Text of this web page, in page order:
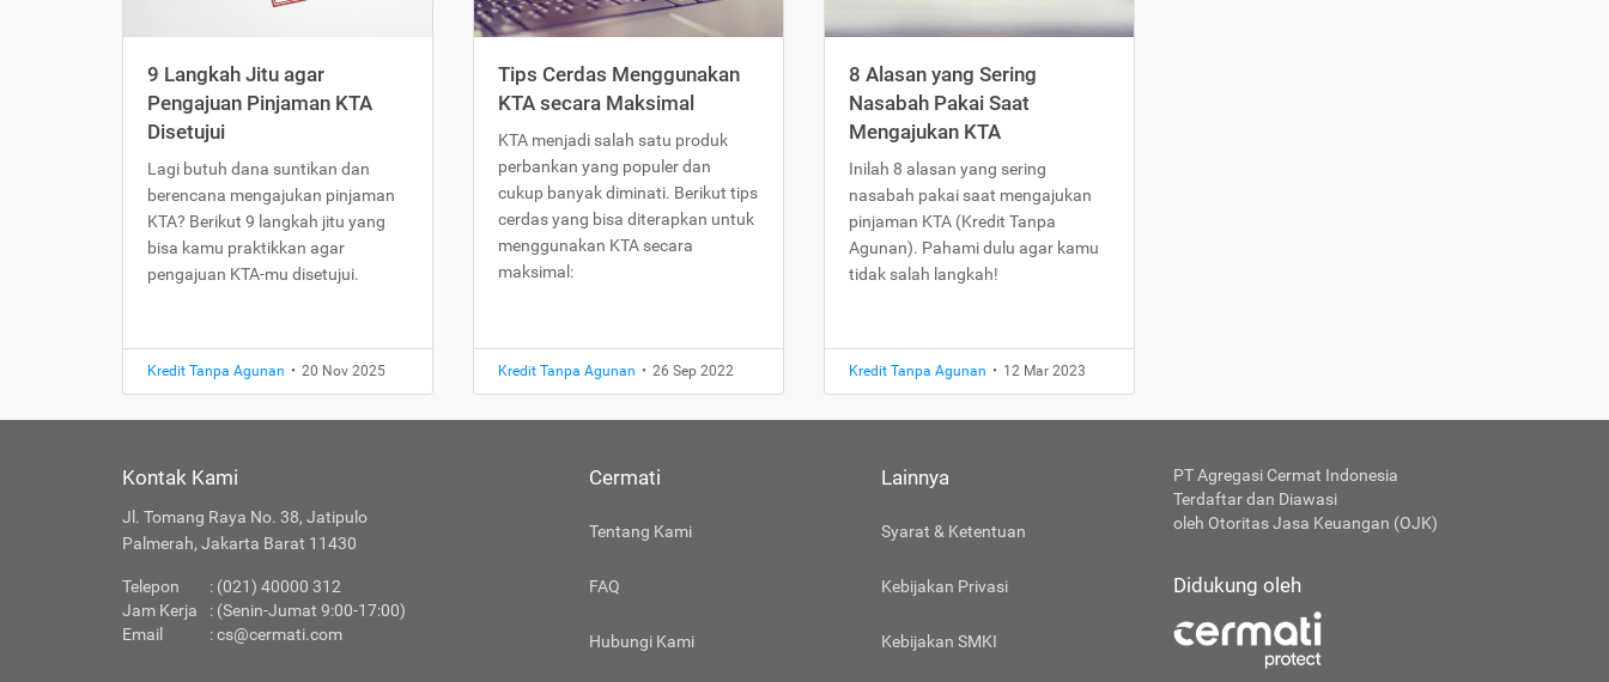
9 Langkah Jitu agar
Pengajuan Pinjaman KTA
Disetujui
Lagi butuh dana suntikan dan
berencana mengajukan pinjaman
KTA? Berikut 9 langkah jitu yang
bisa kamu praktikkan agar
pengajuan KTA-mu disetujui.
Kredit Tanpa Agunan • 20 Nov 2025
Tips Cerdas Menggunakan
KTA secara Maksimal
KTA menjadi salah satu produk
perbankan yang populer dan
cukup banyak diminati. Berikut tips
cerdas yang bisa diterapkan untuk
menggunakan KTA secara
maksimal:
Kredit Tanpa Agunan • 26 Sep 2022
8 Alasan yang Sering
Nasabah Pakai Saat
Mengajukan KTA
Inilah 8 alasan yang sering
nasabah pakai saat mengajukan
pinjaman KTA (Kredit Tanpa
Agunan). Pahami dulu agar kamu
tidak salah langkah!
Kredit Tanpa Agunan • 12 Mar 2023
Kontak Kami
Jl. Tomang Raya No. 38, Jatipulo
Palmerah, Jakarta Barat 11430
Telepon
: (021) 40000 312
Jam Kerja
: (Senin-Jumat 9:00-17:00)
Email
:cs@cermati.com
Cermati
Tentang Kami
FAQ
Hubungi Kami
Lainnya
Syarat & Ketentuan
Kebijakan Privasi
Kebijakan SMKI
PT Agregasi Cermat Indonesia
Terdaftar dan Diawasi
oleh Otoritas Jasa Keuangan (OJK)
Didukung oleh